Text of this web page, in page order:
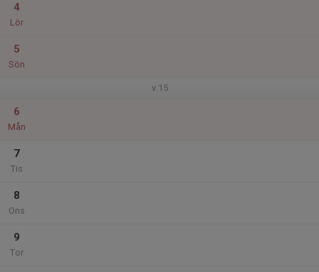
4
Lör
5
Sön
v.15
6
Mån
7
Tis
8
Ons
9
Tor